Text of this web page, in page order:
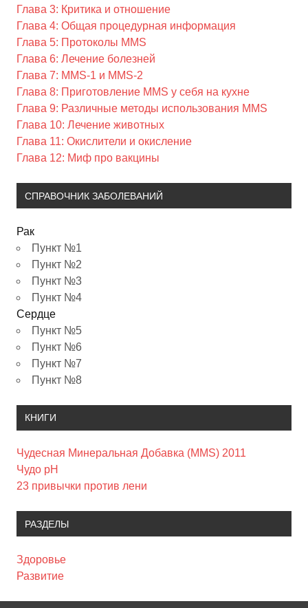
Глава 3: Критика и отношение
Глава 4: Общая процедурная информация
Глава 5: Протоколы MMS
Глава 6: Лечение болезней
Глава 7: MMS-1 и MMS-2
Глава 8: Приготовление MMS у себя на кухне
Глава 9: Различные методы использования MMS
Глава 10: Лечение животных
Глава 11: Окислители и окисление
Глава 12: Миф про вакцины
СПРАВОЧНИК ЗАБОЛЕВАНИЙ
Рак
Пункт №1
Пункт №2
Пункт №3
Пункт №4
Сердце
Пункт №5
Пункт №6
Пункт №7
Пункт №8
КНИГИ
Чудесная Минеральная Добавка (MMS) 2011
Чудо pH
23 привычки против лени
РАЗДЕЛЫ
Здоровье
Развитие